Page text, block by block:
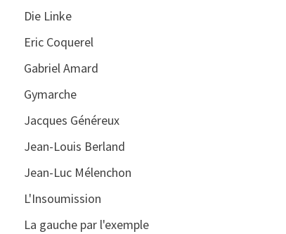
Die Linke
Eric Coquerel
Gabriel Amard
Gymarche
Jacques Généreux
Jean-Louis Berland
Jean-Luc Mélenchon
L'Insoumission
La gauche par l'exemple